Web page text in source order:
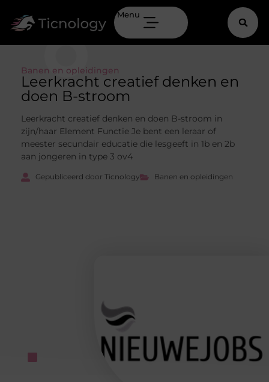
Menu
Banen en opleidingen
Leerkracht creatief denken en
doen B-stroom
Leerkracht creatief denken en doen B-stroom in
zijn/haar Element Functie Je bent een leraar of
meester secundair educatie die lesgeeft in 1b en 2b
aan jongeren in type 3 ov4
Gepubliceerd door Ticnology Banen en opleidingen